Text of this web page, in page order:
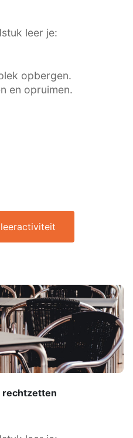
leer je:
opbergen.
en opruimen.
rechtzetten